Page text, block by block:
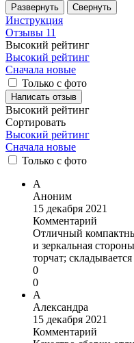
Развернуть Свернуть
Инструкция
Отзывы 11
Высокий рейтинг
Высокий рейтинг
Сначала новые
Только с фото
Написать отзыв
Высокий рейтинг
Сортировать
Высокий рейтинг
Сначала новые
Только с фото
А
Аноним
15 декабря 2021
Комментарий
Отличный
и зеркальная
торчат;
0
0
А
Александра
15 декабря 2021
Комментарий